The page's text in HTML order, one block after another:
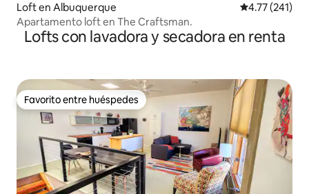
Loft en Albuquerque Calificación
4.77 (241)
Apartamento loft en The Craftsman.
Lofts con lavadora y secadora en renta
Favorito entre huéspedes
Favorito entre huéspedes